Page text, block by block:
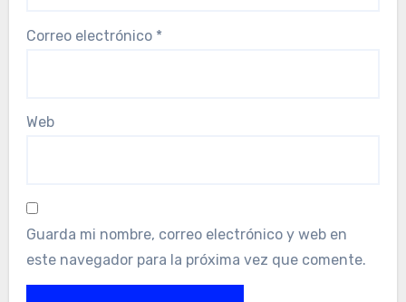
Correo electrónico *
Web
Guarda mi nombre, correo electrónico y web en
este navegador para la próxima vez que comente.